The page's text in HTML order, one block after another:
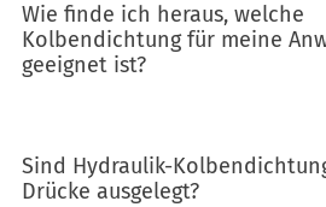
Wie finde ich heraus, welche
Kolbendichtung für meine
geeignet ist?
Sind Hydraulik-
Drücke ausgelegt?